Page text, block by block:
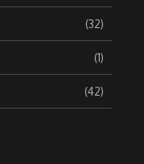
(32)
(1)
(42)